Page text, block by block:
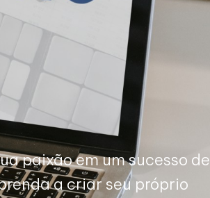
paixão em um sucesso de
a criar seu próprio